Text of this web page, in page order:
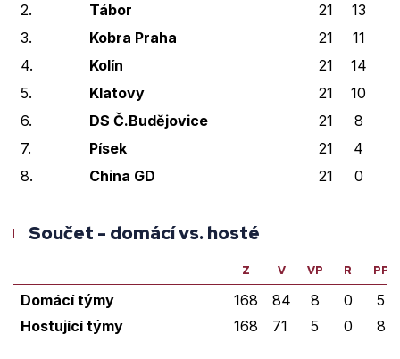
2.
Tábor 21 13
3.
Kobra Praha 21 11
4.
Kolín 21 14
5.
Klatovy 21 10
6.
DS Č.Budějovice 21 8
7.
Písek 21 4
8.
China GD 21 0
Součet - domácí vs. hosté
Z V VP R PP
Domácí týmy 168 84 8 0
5
Hostující týmy
168 71 5 0 8